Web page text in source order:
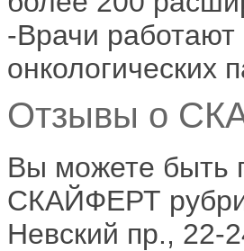
-Врачи
онкологических
Отзывы о
Вы можете быть
СКАЙФЕРТ
Невский пр.,